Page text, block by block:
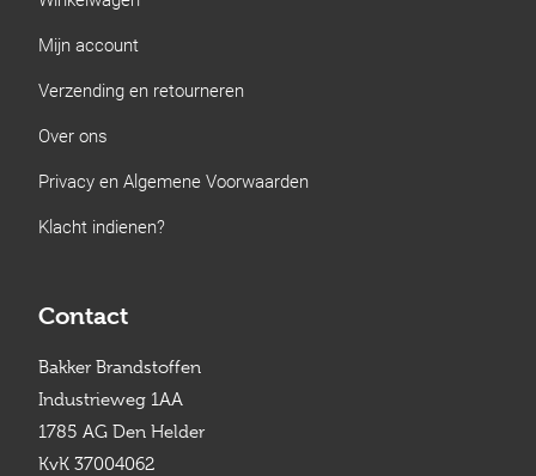
Mijn account
Verzending en retourneren
Over ons
Privacy en Algemene Voorwaarden
Klacht indienen?
Contact
Bakker Brandstoffen
Industrieweg 1AA
1785 AG Den Helder
KvK 37004062